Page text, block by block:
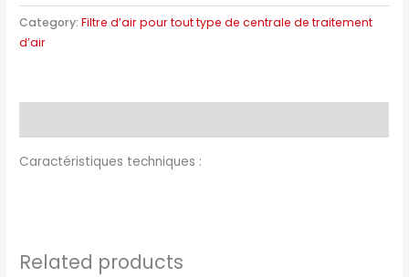
Category:Filtre d’air pour tout type de centrale de traitement
d’air
Caractéristiques techniques :
Related products